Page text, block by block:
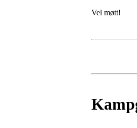
Vel møtt!